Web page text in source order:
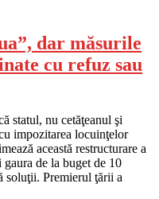
dar măsurile
cu refuz sau
statul, nu cetăţeanul şi
impozitarea locuinţelor
această restructurare a
de la buget de 10
soluţii. Premierul ţării a